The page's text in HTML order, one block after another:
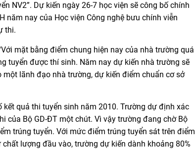
NV2”. Dự kiến ngày 26-7 học viện sẽ công bố chính
nay của Học viện Công nghệ bưu chính viễn
thi.
mặt bằng điểm chung hiện nay của nhà trường quá
tuyển được thí sinh. Năm nay dự kiến nhà trường sẽ
lãnh đạo nhà trường, dự kiến điểm chuẩn cơ sở
quả thi tuyển sinh năm 2010. Trường dự định xác
của Bộ GD-ĐT một chút. Vì vậy trường đang chờ Bộ
trúng tuyển. Với mức điểm trúng tuyển sát trên điểm
lượng đầu vào, trường dự kiến dành khoảng 80%